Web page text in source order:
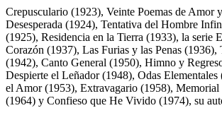
Crepusculario (1923), Veinte Poemas de Amor
Desesperada (1924), Tentativa del Hombre
(1925), Residencia en la Tierra (1933), la serie
Corazón (1937), Las Furias y las Penas (1936),
(1942), Canto General (1950), Himno y
Despierte el Leñador (1948), Odas
el Amor (1953), Extravagario (1958), Memorial
(1964) y Confieso que He Vivido (1974), su